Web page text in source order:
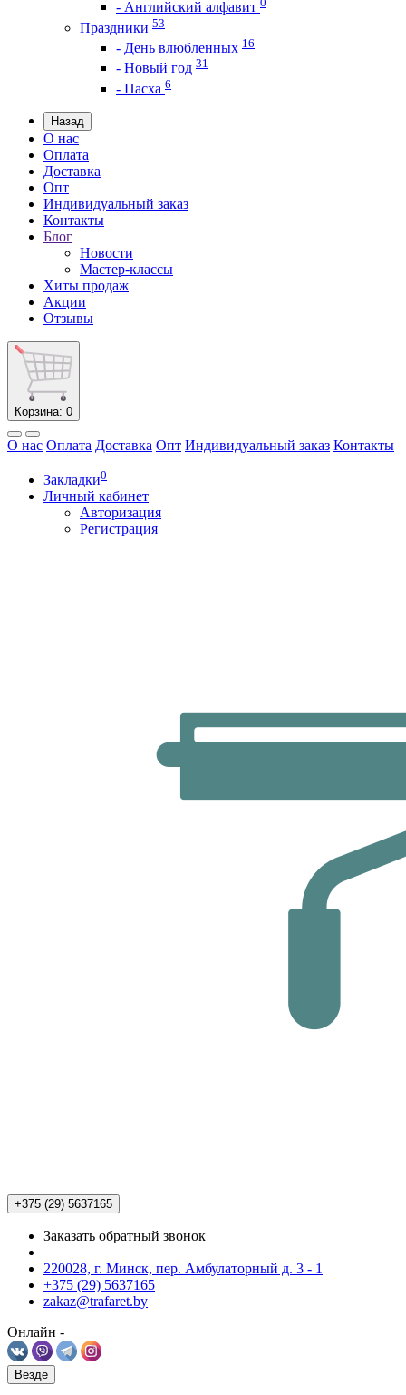
- Английский алфавит
Праздники 53
- День влюбленных 16
- Новый год 31
- Пасха 6
Назад
О нас
Оплата
Доставка
Опт
Индивидуальный заказ
Контакты
Блог
Новости
Мастер-классы
Хиты продаж
Акции
Отзывы
Корзина: 0
О нас Оплата Доставка Опт Индивидуальный заказ Контакты
Закладки0
Личный кабинет
Авторизация
Регистрация
+375 (29) 5637165
Заказать обратный звонок
220028, г. Минск, пер. Амбулаторный д. 3 - 1
+375 (29) 5637165
zakaz@trafaret.by
Онлайн -
Везде